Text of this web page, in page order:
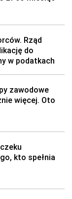
Rząd
do
w podatkach
zawodowe
więcej. Oto
kto spełnia